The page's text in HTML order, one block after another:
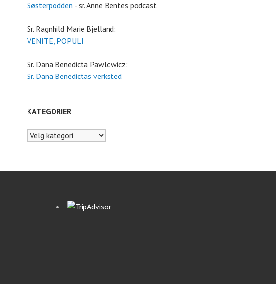
Søsterpodden - sr. Anne Bentes podcast
Sr. Ragnhild Marie Bjelland:
VENITE, POPULI
Sr. Dana Benedicta Pawlowicz:
Sr. Dana Benedictas verksted
KATEGORIER
Kategorier